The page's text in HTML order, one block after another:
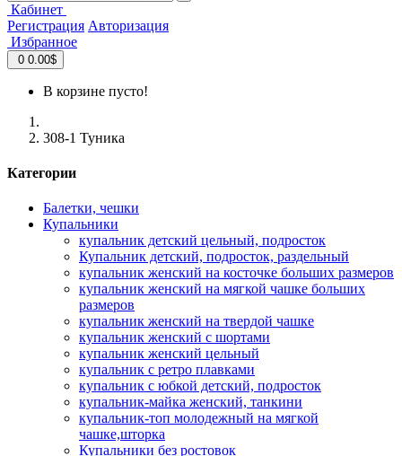
Кабинет
Регистрация Авторизация
Избранное
0 0.00$
В корзине пусто!
308-1 Туника
Категории
Балетки, чешки
Купальники
купальник детский цельный, подросток
Купальник детский, подросток, раздельный
купальник женский на косточке больших размеров
купальник женский на мягкой чашке больших
размеров
купальник женский на твердой чашке
купальник женский с шортами
купальник женский цельный
купальник с ретро плавками
купальник с юбкой детский, подросток
купальник-майка женский, танкини
купальник-топ молодежный на мягкой
чашке,шторка
Купальники без ростовок